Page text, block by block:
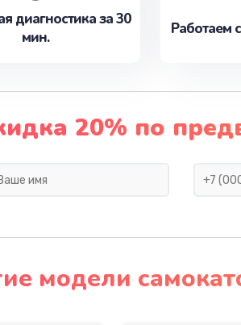
диагностика за 30
мин.
Работаем
20% по
модели